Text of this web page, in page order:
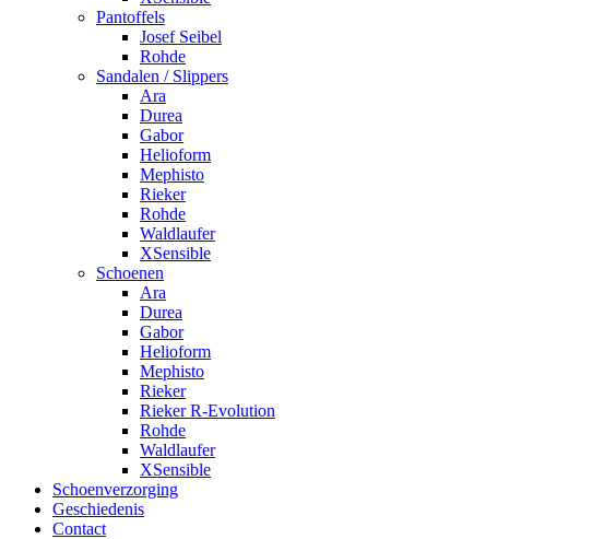
Pantoffels
Josef Seibel
Rohde
Sandalen / Slippers
Ara
Durea
Gabor
Helioform
Mephisto
Rieker
Rohde
Waldlaufer
XSensible
Schoenen
Ara
Durea
Gabor
Helioform
Mephisto
Rieker
Rieker R-Evolution
Rohde
Waldlaufer
XSensible
Schoenverzorging
Geschiedenis
Contact